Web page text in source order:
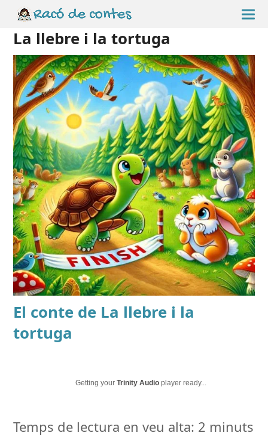
La llebre i la tortuga
El conte de La llebre i la
tortuga
Getting yourTrinity Audio player ready...